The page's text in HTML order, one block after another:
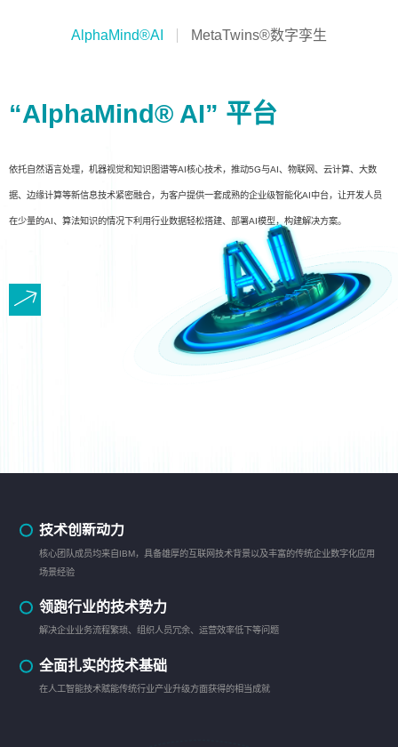
AlphaMind®AI MetaTwins®数字孪生
“AlphaMind® AI” 平台
依托自然语言处理，机器视觉和知识图谱等AI核心技术，推动5G与AI、物联网、云计算、大数
据、边缘计算等新信息技术紧密融合，为客户提供一套成熟的企业级智能化AI中台，让开发人员
在少量的AI、算法知识的情况下利用行业数据轻松搭建、部署AI模型，构建解决方案。
技术创新动力
核心团队成员均来自IBM，具备雄厚的互联网技术背景以及丰富的传统企业数字化应用
场景经验
领跑行业的技术势力
解决企业业务流程繁琐、组织人员冗余、运营效率低下等问题
全面扎实的技术基础
在人工智能技术赋能传统行业产业升级方面获得的相当成就